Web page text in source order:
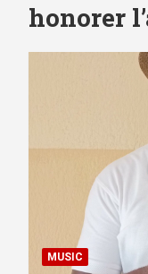
honorer
MUSIC